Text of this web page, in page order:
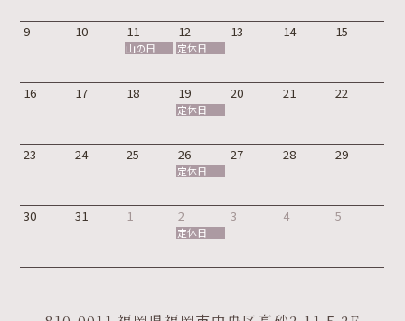
9 10 11
山の日
12
定休日
13 14 15
16 17 18 19
定休日
20 21 22
23 24 25 26
定休日
27 28 29
30 31 1 2
定休日
3 4 5